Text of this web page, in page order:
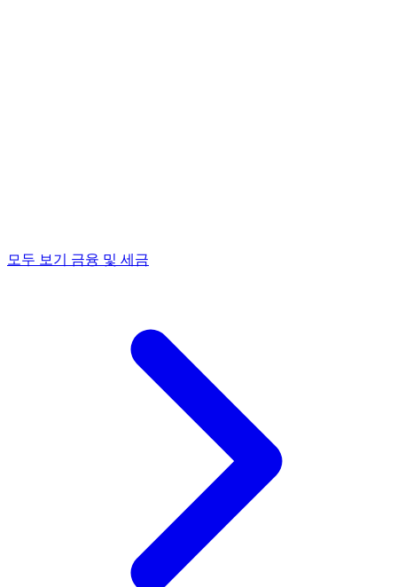
모두 보기 금융 및 세금